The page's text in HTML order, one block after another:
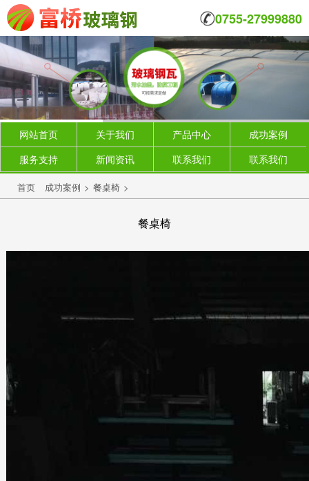
0755-27999880
网站首页 关于我们 产品中心
成功案例
服务支持
新闻资讯 联系我们 联系我们
首页 成功案例 > 餐桌椅 >
餐桌椅